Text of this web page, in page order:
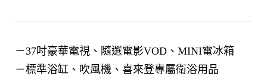
－37吋豪華電視、隨選電影VOD、MINI電冰箱
－標準浴缸、吹風機、喜來登專屬衛浴用品